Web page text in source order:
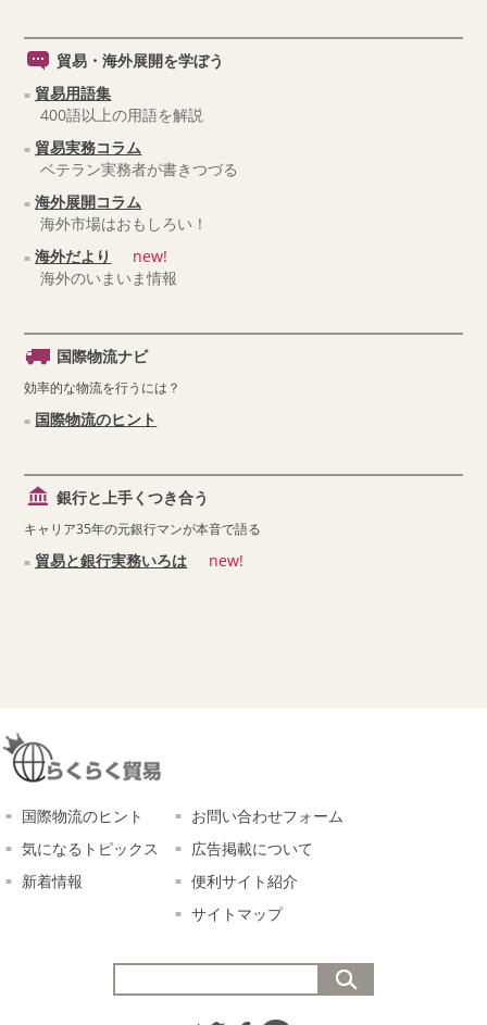
貿易・海外展開を学ぼう
貿易用語集
400語以上の用語を解説
貿易実務コラム
ベテラン実務者が書きつづる
海外展開コラム
海外市場はおもしろい！
海外だより
new!
海外のいまいま情報
国際物流ナビ
効率的な物流を行うには？
国際物流のヒント
銀行と上手くつき合う
キャリア35年の元銀行マンが本音で語る
貿易と銀行実務いろは new!
国際物流のヒント
気になるトピックス
新着情報
お問い合わせフォーム
広告掲載について
便利サイト紹介
サイトマップ